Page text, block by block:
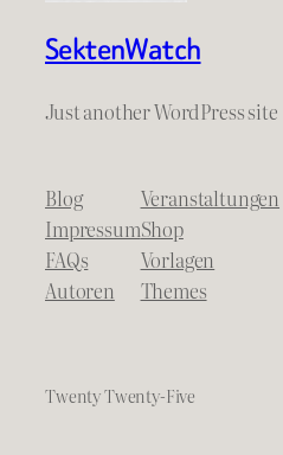
SektenWatch
Just another WordPress site
Blog
Impressum
FAQs
Autoren
Veranstaltungen
Shop
Vorlagen
Themes
Twenty Twenty-Five